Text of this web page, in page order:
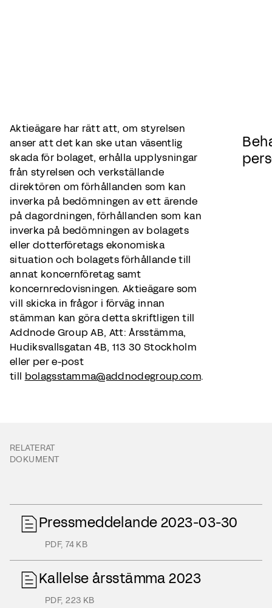
Aktieägare har rätt att, om styrelsen
anser att det kan ske utan väsentlig
skada för bolaget, erhålla upplysningar
från styrelsen och verkställande
direktören om förhållanden som kan
inverka på bedömningen av ett ärende
på dagordningen, förhållanden som kan
inverka på bedömningen av bolagets
eller dotterföretags ekonomiska
situation och bolagets förhållande till
annat koncernföretag samt
koncernredovisningen. Aktieägare som
vill skicka in frågor i förväg innan
stämman kan göra detta skriftligen till
Addnode Group AB, Att: Årsstämma,
Hudiksvallsgatan 4B, 113 30 Stockholm
eller per e-post
till bolagsstamma@addnodegroup.com.
RELATERAT
DOKUMENT
Pressmeddelande 2023-03-30
PDF,74 KB
Kallelse årsstämma 2023
PDF,223 KB